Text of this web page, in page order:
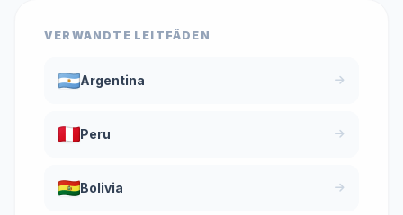
VERWANDTE LEITFÄDEN
Argentina
Peru
Bolivia